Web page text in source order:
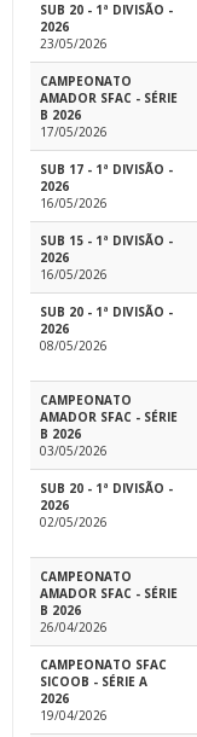
SUB 20 - 1ª DIVISÃO -
2026
23/05/2026
CAMPEONATO
AMADOR SFAC - SÉRIE
B 2026
17/05/2026
SUB 17 - 1ª DIVISÃO -
2026
16/05/2026
SUB 15 - 1ª DIVISÃO -
2026
16/05/2026
SUB 20 - 1ª DIVISÃO -
2026
08/05/2026
CAMPEONATO
AMADOR SFAC - SÉRIE
B 2026
03/05/2026
SUB 20 - 1ª DIVISÃO -
2026
02/05/2026
CAMPEONATO
AMADOR SFAC - SÉRIE
B 2026
26/04/2026
CAMPEONATO SFAC
SICOOB - SÉRIE A
2026
19/04/2026